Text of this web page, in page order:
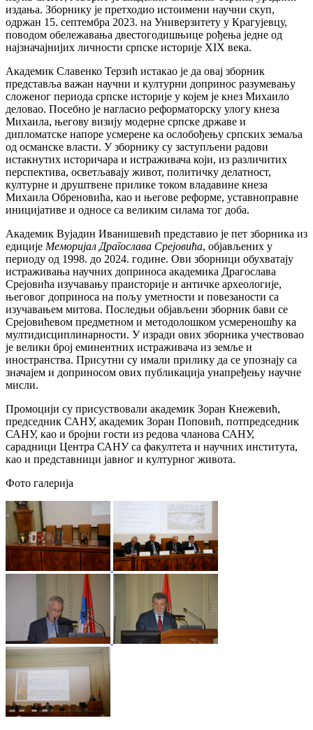
издања. Зборнику је претходио истоимени научни скуп,
одржан 15. септембра 2023. на Универзитету у Крагујевцу,
поводом обележавања двестогодишњице рођења једне од
најзначајнијих личности српске историје XIX века.
Академик Славенко Терзић истакао је да овај зборник
представља важан научни и културни допринос разумевању
сложеног периода српске историје у којем је кнез Михаило
деловао. Посебно је нагласио реформаторску улогу кнеза
Михаила, његову визију модерне српске државе и
дипломатске напоре усмерене ка ослобођењу српских земаља
од османске власти. У зборнику су заступљени радови
истакнутих историчара и истраживача који, из различитих
перспектива, осветљавају живот, политичку делатност,
културне и друштвене прилике током владавине кнеза
Михаила Обреновића, као и његове реформе, уставноправне
иницијативе и односе са великим силама тог доба.
Академик Вујадин Иванишевић представио је пет зборника из
едиције Меморијал Драгослава Срејовића, објављених у
периоду од 1998. до 2024. године. Ови зборници обухватају
истраживања научних доприноса академика Драгослава
Срејовића изучавању праисторије и античке археологије,
његовог доприноса на пољу уметности и повезаности са
изучавањем митова. Последњи објављени зборник бави се
Срејовићевом предметном и методолошком усмереношћу ка
мултидисциплинарности. У изради ових зборника учествовао
је велики број еминентних истраживача из земље и
иностранства. Присутни су имали прилику да се упознају са
значајем и доприносом ових публикација унапређењу научне
мисли.
Промоцији су присуствовали академик Зоран Кнежевић,
председник САНУ, академик Зоран Поповић, потпредседник
САНУ, као и бројни гости из редова чланова САНУ,
сарадници Центра САНУ са факултета и научних института,
као и представници јавног и културног живота.
Фото галерија